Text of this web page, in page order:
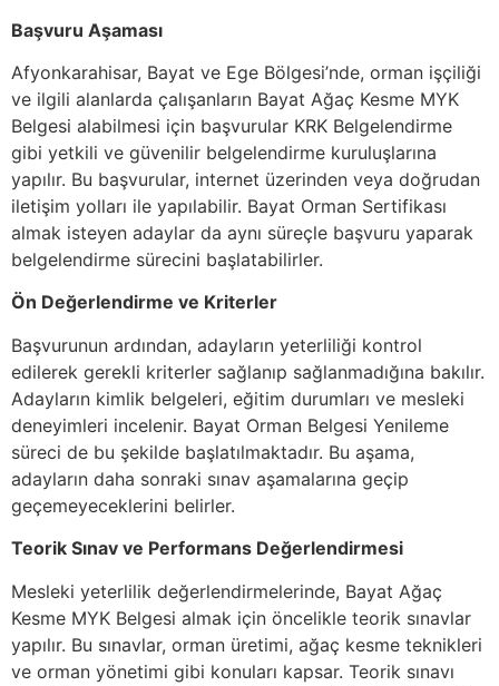
Başvuru Aşaması
Afyonkarahisar, Bayat ve Ege Bölgesi’nde, orman işçiliği
ve ilgili alanlarda çalışanların Bayat Ağaç Kesme MYK
Belgesi alabilmesi için başvurular KRK Belgelendirme
gibi yetkili ve güvenilir belgelendirme kuruluşlarına
yapılır. Bu başvurular, internet üzerinden veya doğrudan
iletişim yolları ile yapılabilir. Bayat Orman Sertifikası
almak isteyen adaylar da aynı süreçle başvuru yaparak
belgelendirme sürecini başlatabilirler.
Ön Değerlendirme ve Kriterler
Başvurunun ardından, adayların yeterliliği kontrol
edilerek gerekli kriterler sağlanıp sağlanmadığına bakılır.
Adayların kimlik belgeleri, eğitim durumları ve mesleki
deneyimleri incelenir. Bayat Orman Belgesi Yenileme
süreci de bu şekilde başlatılmaktadır. Bu aşama,
adayların daha sonraki sınav aşamalarına geçip
geçemeyeceklerini belirler.
Teorik Sınav ve Performans Değerlendirmesi
Mesleki yeterlilik değerlendirmelerinde, Bayat Ağaç
Kesme MYK Belgesi almak için öncelikle teorik sınavlar
yapılır. Bu sınavlar, orman üretimi, ağaç kesme teknikleri
ve orman yönetimi gibi konuları kapsar. Teorik sınavı